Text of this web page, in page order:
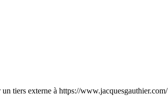
tiers externe à https://www.jacquesgauthier.com/